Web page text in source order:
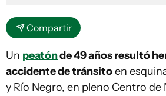
Compartir
Un peatónde 49 años resultó
accidente de tránsitoen
y Río Negro, en pleno Centro